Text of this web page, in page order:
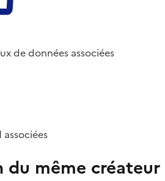
de données associées
même créateur